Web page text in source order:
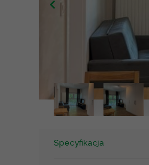
Specyfikacja